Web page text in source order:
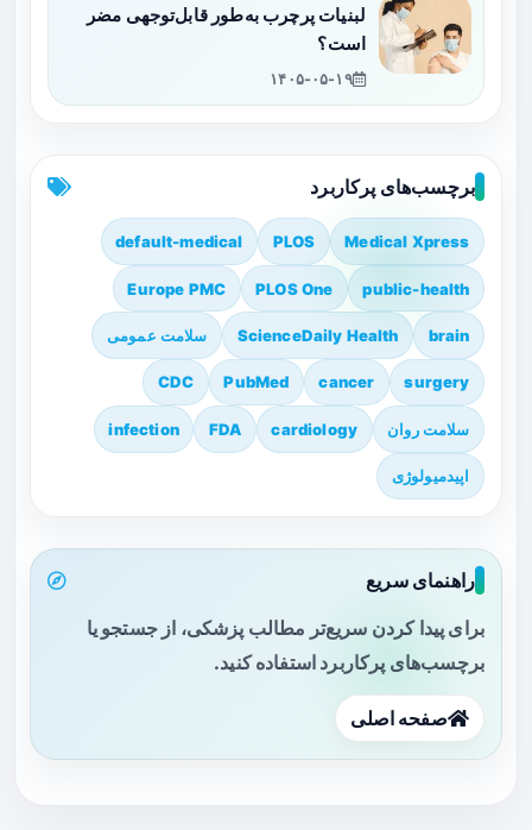
لبنیات پرچرب به‌طور قابل‌توجهی مضر
است؟
۱۴۰۵-۰۵-۱۹
برچسب‌های پرکاربرد
Medical Xpress
PLOS
default-medical
public-health
PLOS One
Europe PMC
brain
ScienceDaily Health سلامت عمومی
surgery
cancer
PubMed
CDC
سلامت روان cardiology
FDA
infection
اپیدمیولوژی
راهنمای سریع
برای پیدا کردن سریع‌تر مطالب پزشکی، از جستجو یا
برچسب‌های پرکاربرد استفاده کنید.
صفحه اصلی